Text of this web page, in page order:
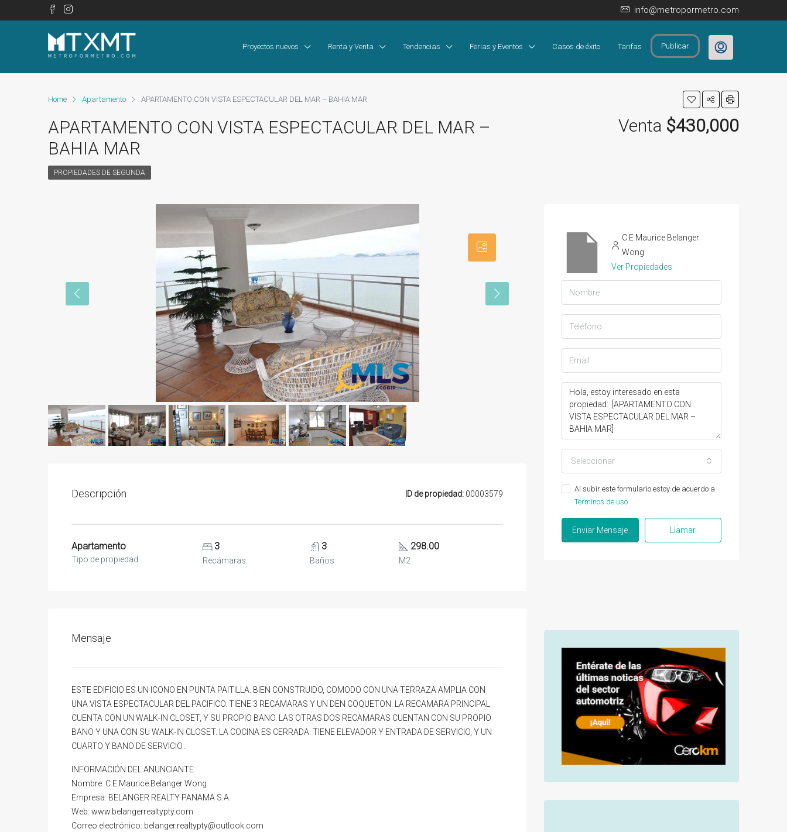
info@metropormetro.com
Proyectos nuevos Renta y Venta Tendencias Ferias y Eventos Casos de éxito Tarifas Publicar
Home Apartamento APARTAMENTO CON VISTA ESPECTACULAR DEL MAR – BAHIA MAR
APARTAMENTO CON VISTA ESPECTACULAR DEL MAR –
BAHIA MAR
Venta $430,000
PROPIEDADES DE SEGUNDA
Descripción ID de propiedad: 00003579
Apartamento
Tipo de propiedad
3
Recámaras
3
Baños
298.00
M2
Mensaje
ESTE EDIFICIO ES UN ICONO EN PUNTA PAITILLA. BIEN CONSTRUIDO, COMODO CON UNA TERRAZA AMPLIA CON
UNA VISTA ESPECTACULAR DEL PACIFICO. TIENE 3 RECAMARAS Y UN DEN COQUETON. LA RECAMARA PRINCIPAL
CUENTA CON UN WALK-IN CLOSET, Y SU PROPIO BANO. LAS OTRAS DOS RECAMARAS CUENTAN CON SU PROPIO
BANO Y UNA CON SU WALK-IN CLOSET. LA COCINA ES CERRADA. TIENE ELEVADOR Y ENTRADA DE SERVICIO, Y UN
CUARTO Y BANO DE SERVICIO..
INFORMACIÓN DEL ANUNCIANTE:
Nombre: C.E Maurice Belanger Wong
Empresa: BELANGER REALTY PANAMA S.A.
Web: www.belangerrealtypty.com
Correo electrónico: belanger.realtypty@outlook.com
C.E Maurice Belanger
Wong
Ver Propiedades
Seleccionar
Al subir este formulario estoy de acuerdo a
Términos de uso
Enviar Mensaje Llamar